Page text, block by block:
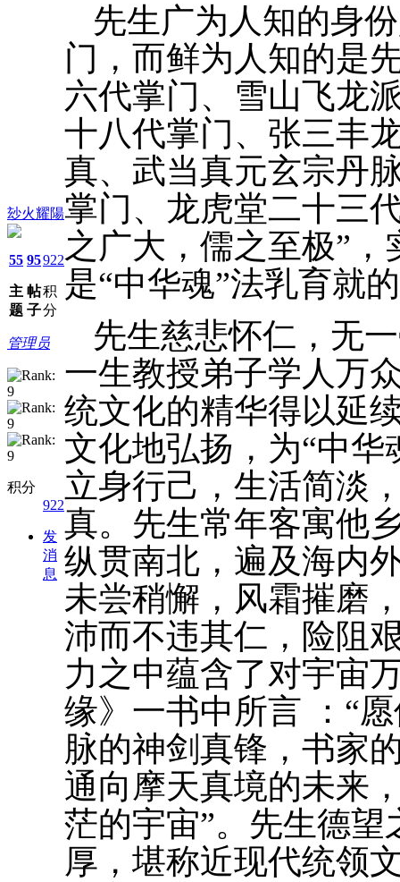
玅火耀陽
55
主
题
95
帖
子
922
积
分
管理员
积分
922
发
消
息
先生广为人知的身
门，而鲜为人知的是
六代掌门、雪山飞龙
十八代掌门、张三丰
真、武当真元玄宗丹
掌门、龙虎堂二十三
之广大，儒之至极”
是“中华魂”法乳育就
先生慈悲怀仁，无
一生教授弟子学人万
统文化的精华得以延
文化地弘扬，为“中
立身行己，生活简淡
真。先生常年客寓他
纵贯南北，遍及海内
未尝稍懈，风霜摧磨
沛而不违其仁，险阻
力之中蕴含了对宇宙
缘》一书中所言
：“
脉的神剑真锋，书家
通向摩天真境的未来
茫的宇宙”。先生德
厚，堪称近现代统领